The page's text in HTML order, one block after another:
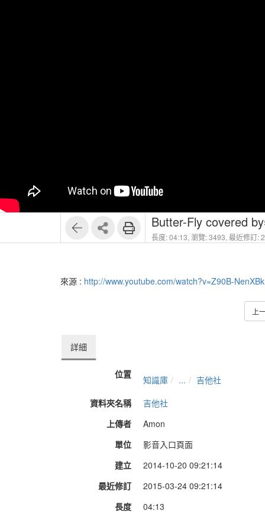
Butter-Fly covered
長度: 04:13,瀏覽: 3493,最近修訂:
來源 : http://www.youtube.com/watch?v=Z90B-NenXBk
上
詳細
位置 知識庫 ...
吉他社
資料夾名稱
吉他社
上傳者
Amon
單位
影音入口頁面
建立
2014-10-20 09:21:14
最近修訂
2015-03-24 09:21:14
長度
04:13